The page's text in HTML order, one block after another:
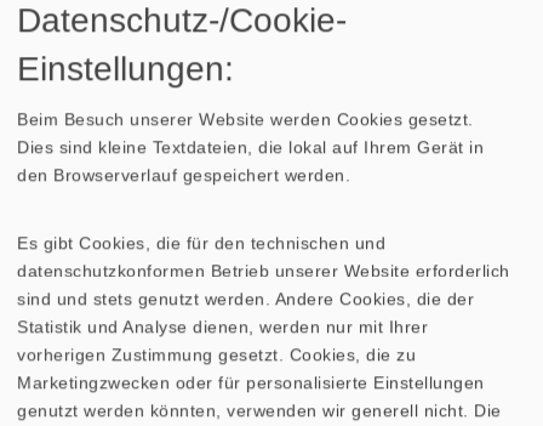
Verwandte Produkte
GITTER 10 ES GITTER 10 PL
GITTER 10 R/134
GITTER 10 R/134 (RAL 9006)
GITTER 10 R/134 (schwarz/chrom)
GITTER 10 R/134 OL GITTER 10 RS
Datenschutz-/Cookie-
Einstellungen:
Beim Besuch unserer Website werden Cookies gesetzt.
Dies sind kleine Textdateien, die lokal auf Ihrem Gerät in
den Browserverlauf gespeichert werden.
Es gibt Cookies, die für den technischen und
datenschutzkonformen Betrieb unserer Website erforderlich
sind und stets genutzt werden. Andere Cookies, die der
Statistik und Analyse dienen, werden nur mit Ihrer
vorherigen Zustimmung gesetzt. Cookies, die zu
Marketingzwecken oder für personalisierte Einstellungen
genutzt werden könnten, verwenden wir generell nicht. Die